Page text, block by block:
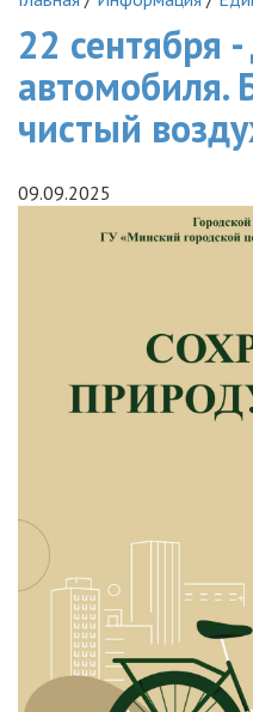
22 сентября
автомобиля.
чистый
09.09.2025